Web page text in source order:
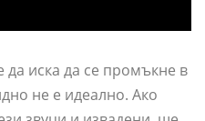
иска да се промъкне в
не е идеално. Ако